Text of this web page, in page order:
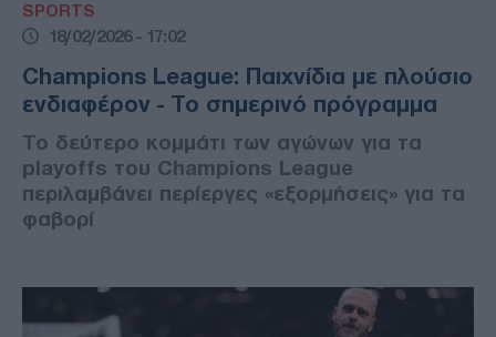
SPORTS
18/02/2026 - 17:02
Champions League: Παιχνίδια με πλούσιο
ενδιαφέρον - Το σημερινό πρόγραμμα
Το δεύτερο κομμάτι των αγώνων για τα
playoffs του Champions League
περιλαμβάνει περίεργες «εξορμήσεις» για τα
φαβορί